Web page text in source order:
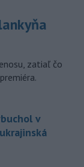
zatiaľ čo
v